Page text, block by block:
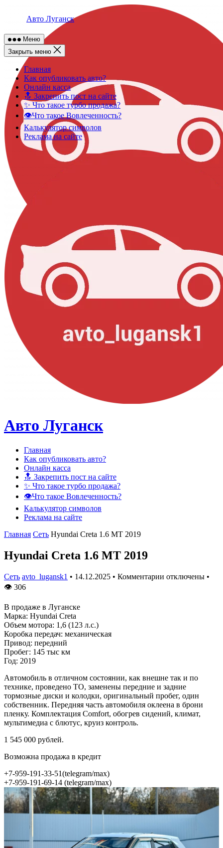
Авто Луганск
Меню
Закрыть меню
Главная
Как опубликовать авто?
Онлайн касса
🔝 Закрепить пост на сайте
✨ Что такое турбо продажа?
👁️Что такое Вовлеченность?
Калькулятор символов
Реклама на сайте
Авто Луганск
Главная
Как опубликовать авто?
Онлайн касса
🔝 Закрепить пост на сайте
✨ Что такое турбо продажа?
👁️Что такое Вовлеченность?
Калькулятор символов
Реклама на сайте
Главная Сеть Hyundai Creta 1.6 MT 2019
Hyundai Creta 1.6 MT 2019
Сеть avto_lugansk1 • 14.12.2025 • Комментарии отключены •
👁 306
В продаже в Луганске
Марка: Hyundai Creta
Объем мотора: 1,6 (123 л.с.)
Коробка передач: механическая
Привод: передний
Пробег: 145 тыс км
Год: 2019
Автомобиль в отличном состоянии, как внешне так и по
технике, проведено ТО, заменены передние и задние
тормозные диски и колодки, оригинальный пробег, один
собственник. Передняя часть автомобиля оклеена в брони
пленку. Комплектация Comfort, обогрев сидений, климат,
мультимедиа с блютус, круиз контроль.
1 545 000 рублей.
Возможна продажа в кредит
+7-959-191-33-51(telegram/max)
+7-959-191-69-14 (telegram/max)